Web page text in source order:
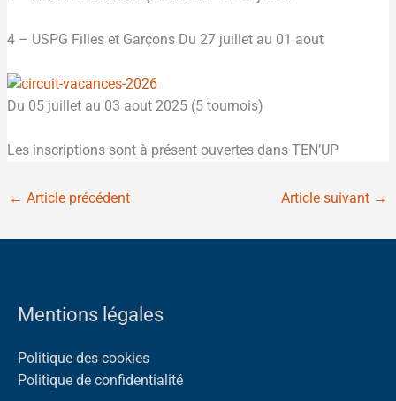
4 – USPG Filles et Garçons Du 27 juillet au 01 aout
Du 05 juillet au 03 aout 2025 (5 tournois)
Les inscriptions sont à présent ouvertes dans TEN’UP
← Article précédent Article suivant →
Mentions légales
Politique des cookies
Politique de confidentialité